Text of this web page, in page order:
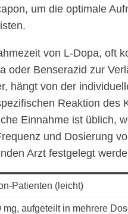
um die optimale
von L-Dopa, oft
oder Benserazid zur
hängt von der
Reaktion des
Einnahme ist üblich,
und Dosierung
Arzt festgelegt
Patienten (leicht)
mg, aufgeteilt in mehrere